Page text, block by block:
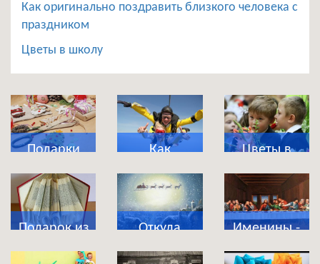
Как оригинально поздравить близкого человека с
праздником
Цветы в школу
Подарки
сделанные
своими
руками
Как
оригинально
поздравить
близкого
человека с
праздником
Цветы в
школу
Подарок из
магазина
Откуда
появились
Именины -
что это за